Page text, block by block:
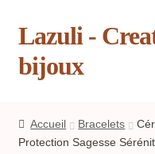
Aller
la
Aller
contenu
Lazuli -
bijoux
Blog
Accueil Bracelets
Protection Sagesse